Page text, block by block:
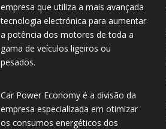
empresa que utiliza a mais avançada
tecnologia electrónica para aumentar
a potência dos motores de toda a
gama de veículos ligeiros ou
pesados.
Car Power Economy é a divisão da
empresa especializada em otimizar
os consumos energéticos dos